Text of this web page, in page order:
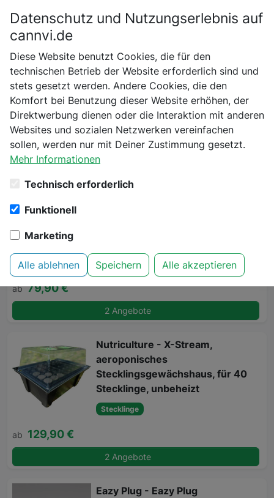
Stecklinge
41 Produkte aus Kategorie
Stecklinge gefunden
Stecklinge
ab 79,90 €
2 Angebote
Nutriculture - X-Stream,
aeroponisches
Stecklingsgewächshaus, für 40
Stecklinge, unbeheizt
Stecklinge
ab 129,90 €
2 Angebote
Eazy Plug - Eazy Plug
Bitte bestätige dein Alter
Bist du schon 18 Jahre alt?
Nein Ja
Datenschutz und Nutzungserlebnis auf
cannvi.de
Diese Website benutzt Cookies, die für den
technischen Betrieb der Website erforderlich sind und
stets gesetzt werden. Andere Cookies, die den
Komfort bei Benutzung dieser Website erhöhen, der
Direktwerbung dienen oder die Interaktion mit anderen
Websites und sozialen Netzwerken vereinfachen
sollen, werden nur mit Deiner Zustimmung gesetzt.
Mehr Informationen
Technisch erforderlich
Funktionell
Marketing
Alle ablehnen Speichern Alle akzeptieren